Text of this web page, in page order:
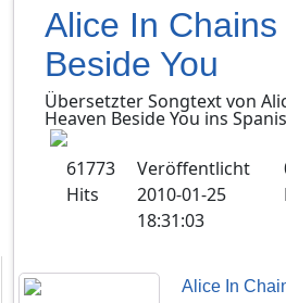
Alice In
Beside You
Übersetzter Songtext von
Heaven Beside You ins
61773
Hits
Veröffentlicht
2010-01-25
18:31:03
Alice In